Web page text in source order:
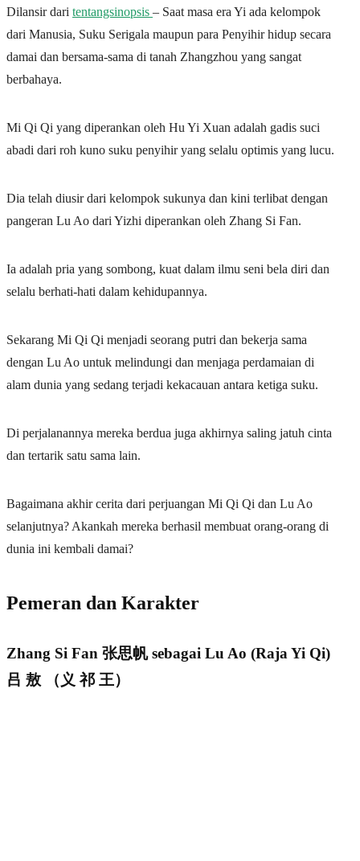
Dilansir dari tentangsinopsis – Saat masa era Yi ada kelompok
dari Manusia, Suku Serigala maupun para Penyihir hidup secara
damai dan bersama-sama di tanah Zhangzhou yang sangat
berbahaya.
Mi Qi Qi yang diperankan oleh Hu Yi Xuan adalah gadis suci
abadi dari roh kuno suku penyihir yang selalu optimis yang lucu.
Dia telah diusir dari kelompok sukunya dan kini terlibat dengan
pangeran Lu Ao dari Yizhi diperankan oleh Zhang Si Fan.
Ia adalah pria yang sombong, kuat dalam ilmu seni bela diri dan
selalu berhati-hati dalam kehidupannya.
Sekarang Mi Qi Qi menjadi seorang putri dan bekerja sama
dengan Lu Ao untuk melindungi dan menjaga perdamaian di
alam dunia yang sedang terjadi kekacauan antara ketiga suku.
Di perjalanannya mereka berdua juga akhirnya saling jatuh cinta
dan tertarik satu sama lain.
Bagaimana akhir cerita dari perjuangan Mi Qi Qi dan Lu Ao
selanjutnya? Akankah mereka berhasil membuat orang-orang di
dunia ini kembali damai?
Pemeran dan Karakter
Zhang Si Fan 张思帆 sebagai Lu Ao (Raja Yi Qi)
吕 敖 （义 祁 王）